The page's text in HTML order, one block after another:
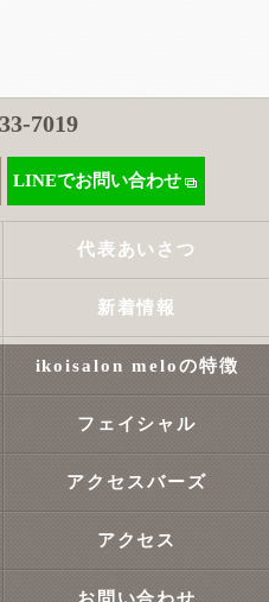
7019
LINEでお問い合わせ
代表あいさつ
新着情報
ikoisalon meloの特徴
フェイシャル
アクセスバーズ
アクセス